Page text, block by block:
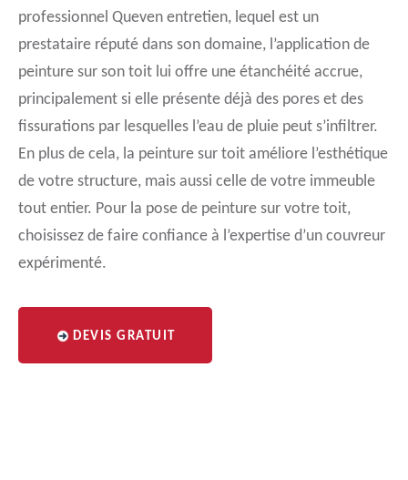
professionnel Queven entretien, lequel est un
prestataire réputé dans son domaine, l’application de
peinture sur son toit lui offre une étanchéité accrue,
principalement si elle présente déjà des pores et des
fissurations par lesquelles l’eau de pluie peut s’infiltrer.
En plus de cela, la peinture sur toit améliore l’esthétique
de votre structure, mais aussi celle de votre immeuble
tout entier. Pour la pose de peinture sur votre toit,
choisissez de faire confiance à l’expertise d’un couvreur
expérimenté.
DEVIS GRATUIT